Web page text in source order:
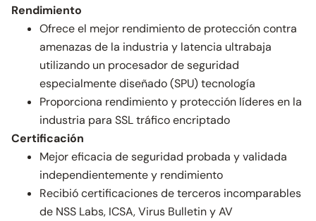
Rendimiento
Ofrece el mejor rendimiento de protección contra
amenazas de la industria y latencia ultrabaja
utilizando un procesador de seguridad
especialmente diseñado (SPU) tecnología
Proporciona rendimiento y protección líderes en la
industria para SSL tráfico encriptado
Certificación
Mejor eficacia de seguridad probada y validada
independientemente y rendimiento
Recibió certificaciones de terceros incomparables
de NSS Labs, ICSA, Virus Bulletin y AV